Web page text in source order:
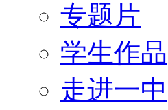
专题片
学生作品
走进一中